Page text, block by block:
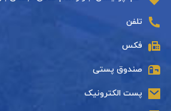
تلفن
فکس
صندوق پستی
پست الکترونیک